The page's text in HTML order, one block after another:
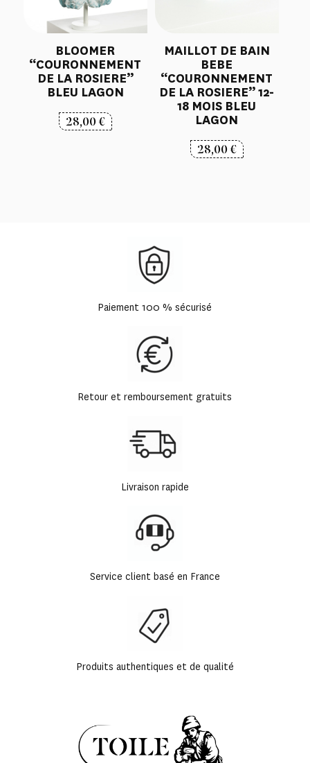
BLOOMER
“COURONNEMENT
DE LA ROSIERE”
BLEU LAGON
28,00€
MAILLOT DE BAIN
BEBE
“COURONNEMENT
DE LA ROSIERE” 12-
18 MOIS BLEU
LAGON
28,00€
Paiement 100 % sécurisé
Retour et remboursement gratuits
Livraison rapide
Service client basé en France
Produits authentiques et de qualité